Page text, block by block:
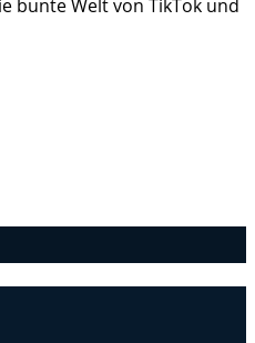
bunte Welt von TikTok und